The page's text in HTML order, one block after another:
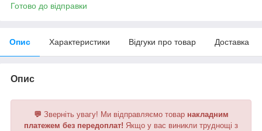
Готово до відправки
Опис Характеристики Відгуки про товар Доставка
Опис
💬 Зверніть увагу! Ми відправляємо товар накладним
платежем без передоплат! Якщо у вас виникли труднощі з